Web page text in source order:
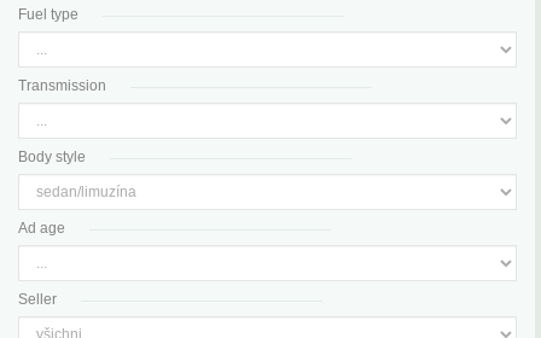
Fuel type
Transmission
Body style
Ad age
Seller